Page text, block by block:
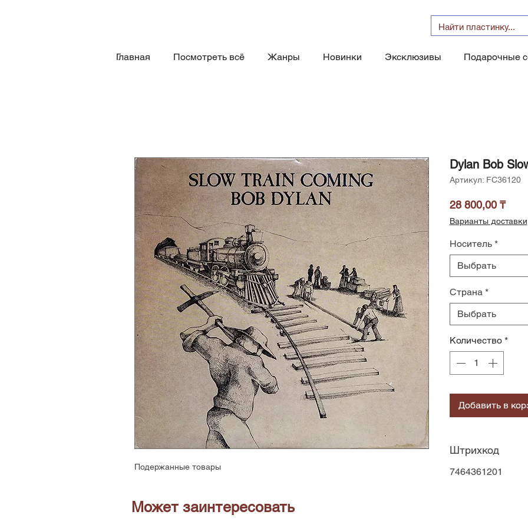
Главная Посмотреть всё Жанры Новинки Эксклюзивы Подарочные
Подержанные товары
Dylan Bob
Артикул: FC36120
28 800,00 ₸
Варианты доставки
Носитель *
Выбрать
Страна *
Выбрать
Количество *
Добавить в
Штрихкод
7464361201
Может заинтересовать